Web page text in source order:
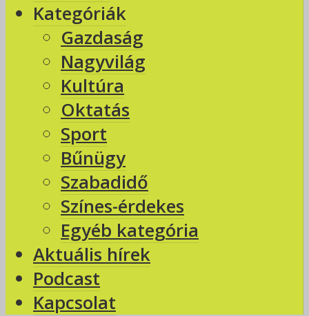
Kategóriák
Gazdaság
Nagyvilág
Kultúra
Oktatás
Sport
Bűnügy
Szabadidő
Színes-érdekes
Egyéb kategória
Aktuális hírek
Podcast
Kapcsolat